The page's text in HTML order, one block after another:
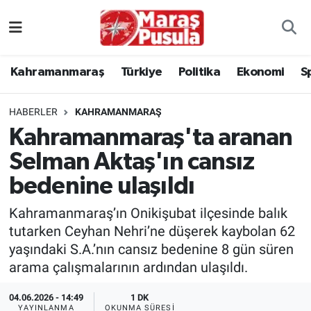
Kahramanmaraş Türkiye Politika Ekonomi
HABERLER KAHRAMANMARAŞ
Kahramanmaraş'ta aranan
Selman Aktaş'ın cansız
bedenine ulaşıldı
Kahramanmaraş’ın Onikişubat ilçesinde balık
tutarken Ceyhan Nehri’ne düşerek kaybolan 62
yaşındaki S.A.’nın cansız bedenine 8 gün süren
arama çalışmalarının ardından ulaşıldı.
04.06.2026 - 14:49
YAYINLANMA
1 DK
OKUNMA SÜRESI
Politika
Ekonomi
Spor
Kültür Sanat
Sağlık
İstanbul Trafik Yoğunluk Haritası
Süper Lig Puan Durumu ve Fikstür
Tüm Manşetler
Son Dakika Haberleri
Haber Arşivi